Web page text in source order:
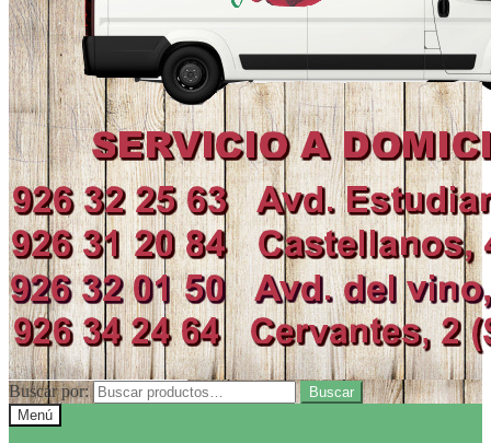
Buscar por:
Buscar
Menú